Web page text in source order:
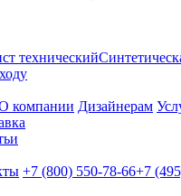
технический
компании Дизайнерам
+7 (800) 550-78-66+7